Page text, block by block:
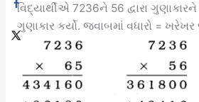
વિદ્યાર્થીએ 7236ને 56 દ્વારા ગુણાકારને
ગુણાકાર કર્યો. જવાબમાં વધારો =